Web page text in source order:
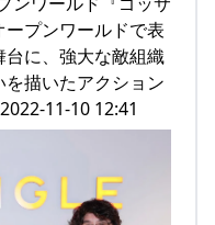
プンワールドで表
に、強大な敵組織
描いたアクション
11-10 12:41